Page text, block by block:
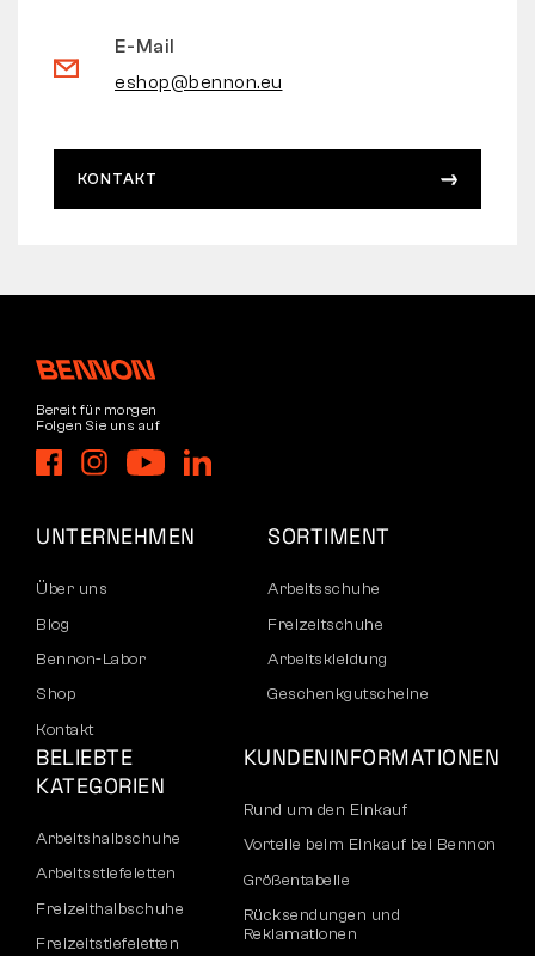
E-Mail
eshop@bennon.eu
KONTAKT
Bereit für morgen
Folgen Sie uns auf
UNTERNEHMEN
Über uns
Blog
Bennon-Labor
Shop
Kontakt
SORTIMENT
Arbeitsschuhe
Freizeitschuhe
Arbeitskleidung
Geschenkgutscheine
BELIEBTE
KATEGORIEN
Arbeitshalbschuhe
Arbeitsstiefeletten
Freizeithalbschuhe
Freizeitstiefeletten
KUNDENINFORMATIONEN
Rund um den Einkauf
Vorteile beim Einkauf bei Bennon
Größentabelle
Rücksendungen und
Reklamationen